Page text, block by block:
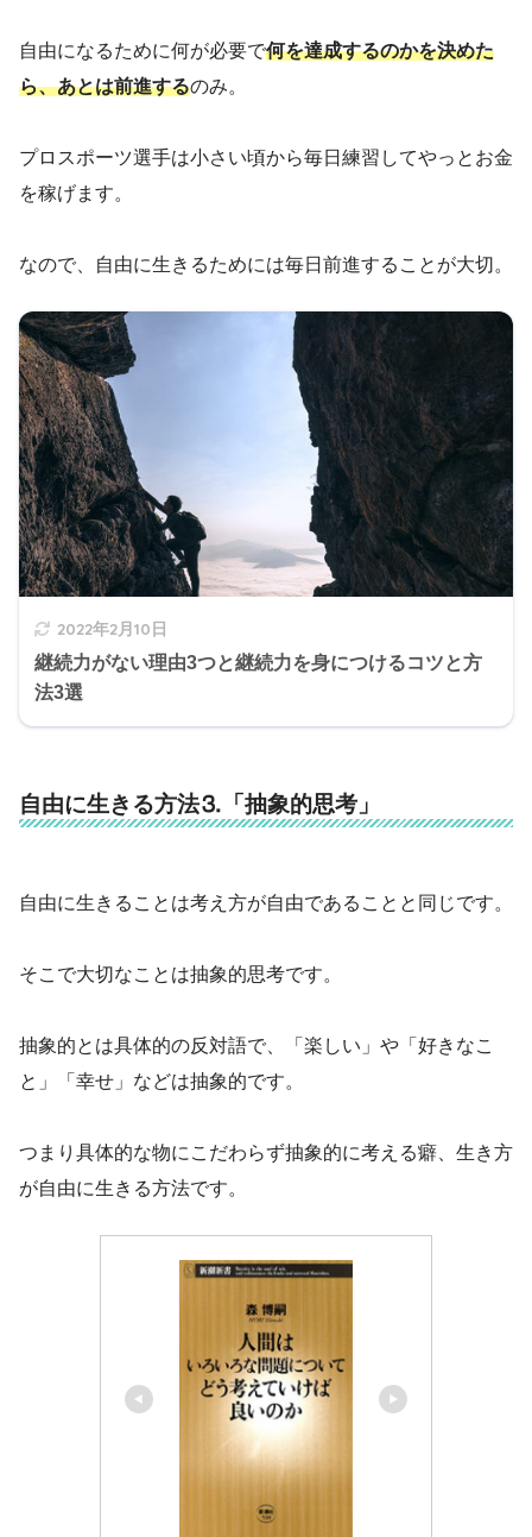
自由になるために何が必要で何を達成するのかを決めた
ら、あとは前進するのみ。
プロスポーツ選手は小さい頃から毎日練習してやっとお金
を稼げます。
なので、自由に生きるためには毎日前進することが大切。
2022年2月10日
継続力がない理由3つと継続力を身につけるコツと方
法3選
自由に生きる方法⒊「抽象的思考」
自由に生きることは考え方が自由であることと同じです。
そこで大切なことは抽象的思考です。
抽象的とは具体的の反対語で、「楽しい」や「好きなこ
と」「幸せ」などは抽象的です。
つまり具体的な物にこだわらず抽象的に考える癖、生き方
が自由に生きる方法です。